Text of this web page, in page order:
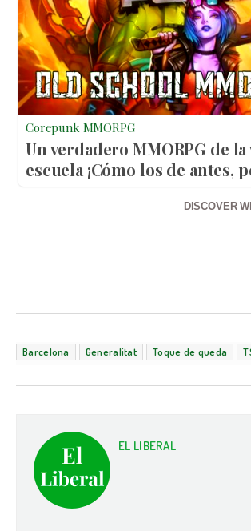
Corepunk MMORPG
Un verdadero MMORPG de la
escuela ¡Cómo los de antes,
DISCOVER
Barcelona Generalitat Toque de queda
EL LIBERAL